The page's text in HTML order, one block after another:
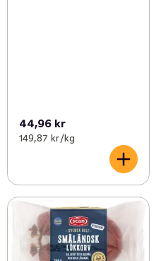
44,96 kr
149,87 kr /kg